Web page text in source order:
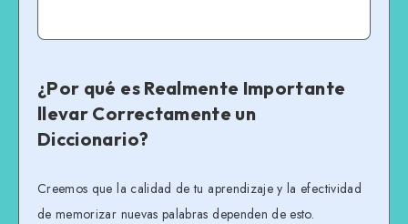
¿Por qué es Realmente Importante
llevar Correctamente un
Diccionario?
Creemos que la calidad de tu aprendizaje y la efectividad
de memorizar nuevas palabras dependen de esto.